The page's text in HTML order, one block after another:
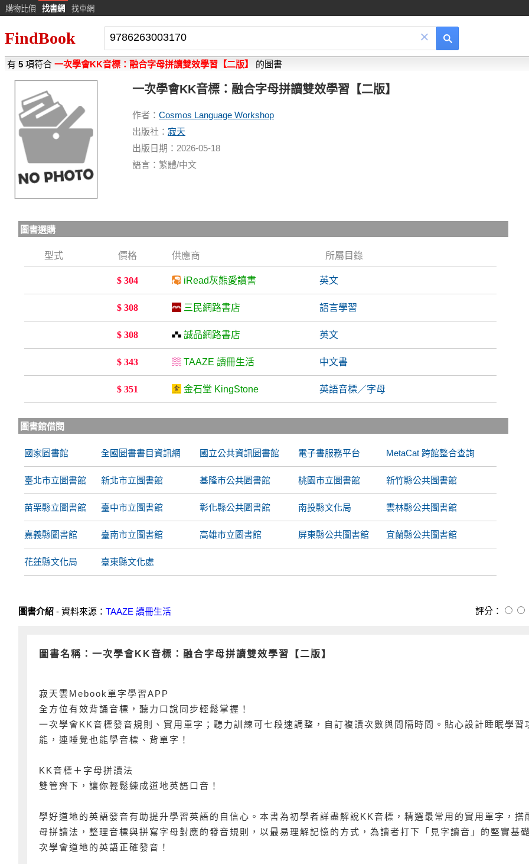
購物比價 找書網 找車網
FindBook ×
有 5 項符合 一次學會KK音標：融合字母拼讀雙效學習【二版】 的圖書
一次學會KK音標：融合字母拼讀雙效學習【二版】
作者： Cosmos Language Workshop
出版社： 寂天
出版日期：2026-05-18
語言：繁體/中文
圖書選購
型式 價格 供應商 所屬目錄
$ 304 iRead灰熊愛讀書 英文
$ 308 三民網路書店 語言學習
$ 308 誠品網路書店 英文
$ 343 TAAZE 讀冊生活 中文書
$ 351 金石堂 KingStone 英語音標／字母
圖書館借閱
國家圖書館 全國圖書書目資訊網 國立公共資訊圖書館 電子書服務平台 MetaCat 跨館整合查詢
臺北市立圖書館 新北市立圖書館 基隆市公共圖書館 桃園市立圖書館 新竹縣公共圖書館
苗栗縣立圖書館 臺中市立圖書館 彰化縣公共圖書館 南投縣文化局 雲林縣公共圖書館
嘉義縣圖書館 臺南市立圖書館 高雄市立圖書館 屏東縣公共圖書館 宜蘭縣公共圖書館
花蓮縣文化局 臺東縣文化處
圖書介紹 - 資料來源： TAAZE 讀冊生活 評分：
圖書名稱：一次學會KK音標：融合字母拼讀雙效學習【二版】
寂天雲Mebook單字學習APP
全方位有效背誦音標，聽力口說同步輕鬆掌握！
一次學會KK音標發音規則、實用單字；聽力訓練可七段速調整，自訂複讀次數與間隔時間。貼心設計睡眠學習
能，連睡覺也能學音標、背單字！
KK音標＋字母拼讀法
雙管齊下，讓你輕鬆練成道地英語口音！
學好道地的英語發音有助提升學習英語的自信心。本書為初學者詳盡解說KK音標，精選最常用的實用單字，搭
母拼讀法，整理音標與拼寫字母對應的發音規則，以最易理解記憶的方式，為讀者打下「見字讀音」的堅實基
次學會道地的英語正確發音！